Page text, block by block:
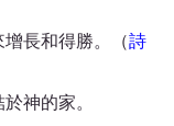
長和得勝。（詩
神的家。